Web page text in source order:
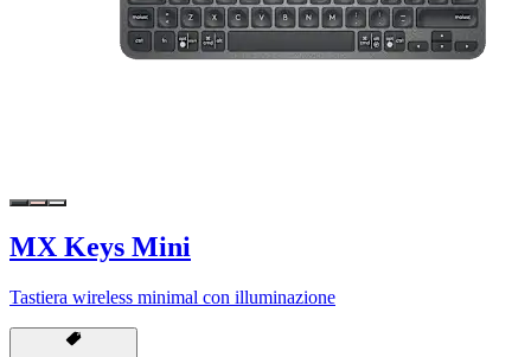
MX Keys Mini
Tastiera wireless minimal con illuminazione